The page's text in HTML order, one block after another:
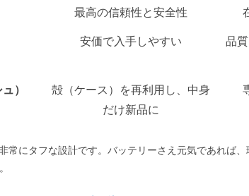
最高の信頼性と安全性
安価で入手しやすい
品
）
殻（ケース）を再利用し、中身
だけ新品に
常にタフな設計です。バッテリーさえ元気であれば